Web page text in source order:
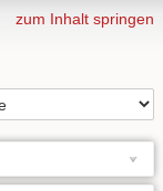
zum Inhalt springen